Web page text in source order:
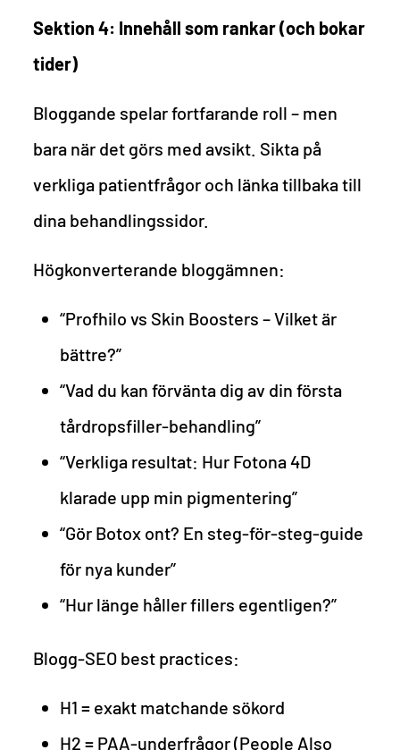
Sektion 4: Innehåll som rankar (och bokar
tider)
Bloggande spelar fortfarande roll – men
bara när det görs med avsikt. Sikta på
verkliga patientfrågor och länka tillbaka till
dina behandlingssidor.
Högkonverterande bloggämnen:
“Profhilo vs Skin Boosters – Vilket är
bättre?”
“Vad du kan förvänta dig av din första
tårdropsfiller-behandling”
“Verkliga resultat: Hur Fotona 4D
klarade upp min pigmentering”
“Gör Botox ont? En steg-för-steg-guide
för nya kunder”
“Hur länge håller fillers egentligen?”
Blogg-SEO best practices:
H1 = exakt matchande sökord
H2 = PAA-underfrågor (People Also